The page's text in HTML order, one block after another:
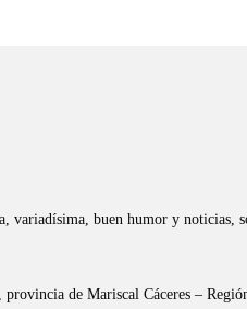
variadísima, buen humor y
de Mariscal Cáceres –